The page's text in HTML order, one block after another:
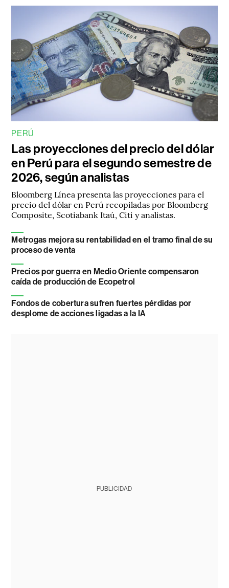
PERÚ
Las proyecciones del precio del dólar
en Perú para el segundo semestre de
2026, según analistas
Bloomberg Línea presenta las proyecciones para el
precio del dólar en Perú recopiladas por Bloomberg
Composite, Scotiabank Itaú, Citi y analistas.
Metrogas mejora su rentabilidad en el tramo final de su
proceso de venta
Precios por guerra en Medio Oriente compensaron
caída de producción de Ecopetrol
Fondos de cobertura sufren fuertes pérdidas por
desplome de acciones ligadas a la IA
PUBLICIDAD